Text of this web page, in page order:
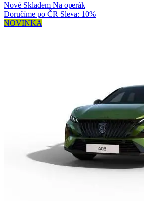
Nové Skladem Na operák
Doručíme po ČR Sleva: 10%
NOVINKA